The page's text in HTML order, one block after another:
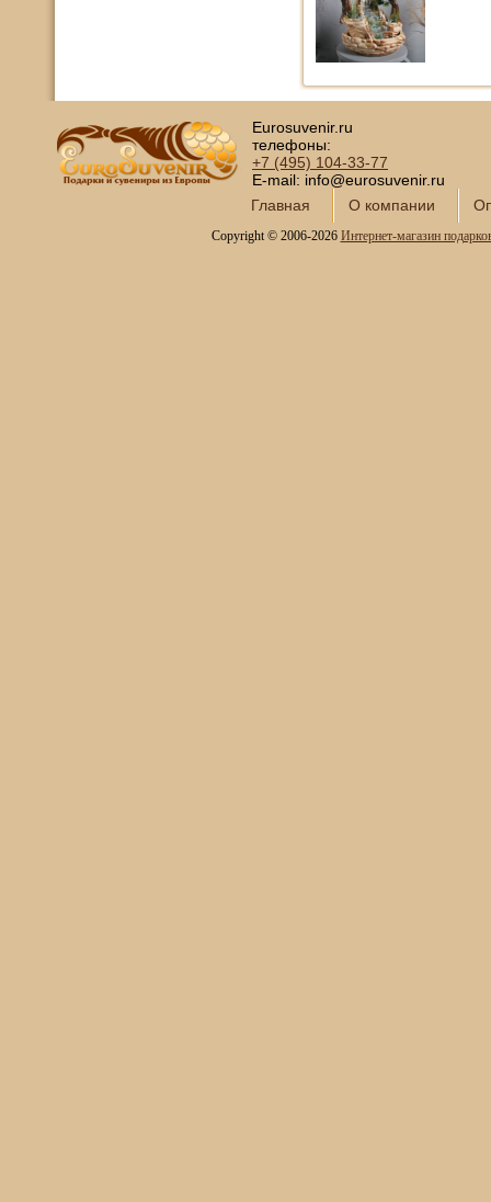
Eurosuvenir.ru
телефоны:
+7 (495) 104-33-77
E-mail: info@eurosuvenir.ru
Главная
О компании
Copyright © 2006-2026 Интернет-магазин